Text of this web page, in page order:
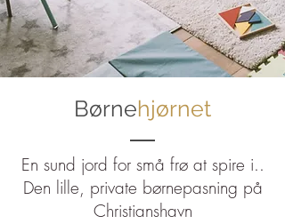
Børnehjørnet
En sund jord for små frø at spire i..
Den lille, private børnepasning på
Christianshavn